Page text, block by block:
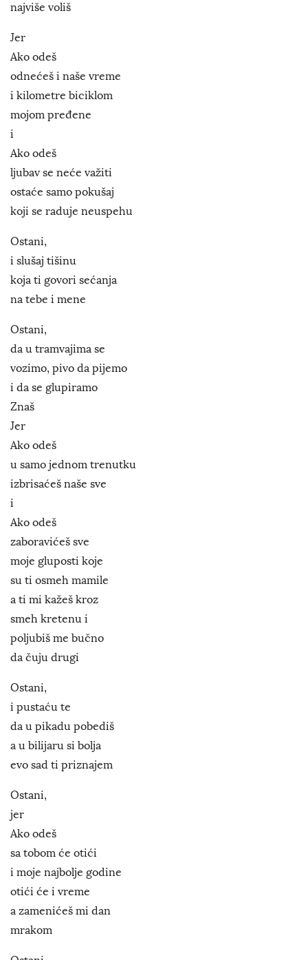
najviše voliš
Jer
Ako odeš
odnećeš i naše vreme
i kilometre biciklom
mojom pređene
i
Ako odeš
ljubav se neće važiti
ostaće samo pokušaj
koji se raduje neuspehu
Ostani,
i slušaj tišinu
koja ti govori sećanja
na tebe i mene
Ostani,
da u tramvajima se
vozimo, pivo da pijemo
i da se glupiramo
Znaš
Jer
Ako odeš
u samo jednom trenutku
izbrisaćeš naše sve
i
Ako odeš
zaboravićeš sve
moje gluposti koje
su ti osmeh mamile
a ti mi kažeš kroz
smeh kretenu i
poljubiš me bučno
da čuju drugi
Ostani,
i pustaću te
da u pikadu pobediš
a u bilijaru si bolja
evo sad ti priznajem
Ostani,
jer
Ako odeš
sa tobom će otići
i moje najbolje godine
otići će i vreme
a zamenićeš mi dan
mrakom